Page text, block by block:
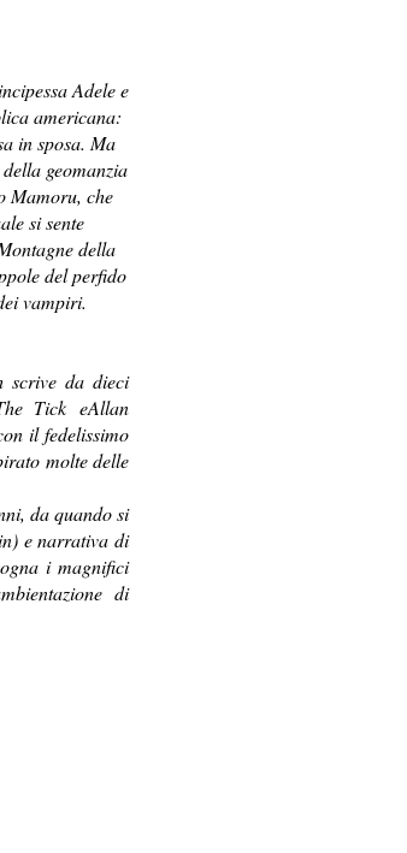
Adele e
americana:
in sposa. Ma
geomanzia
Mamoru, che
si sente
della
del perfido
vampiri.
scrive da dieci
Tick eAllan
il fedelissimo
molte delle
da quando si
e narrativa di
i magnifici
di